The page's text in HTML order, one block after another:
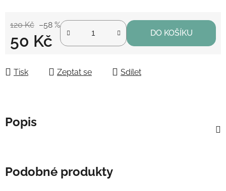
120 Kč –58 %
50 Kč DO KOŠÍKU
Tisk Zeptat se Sdílet
Popis
Podobné produkty